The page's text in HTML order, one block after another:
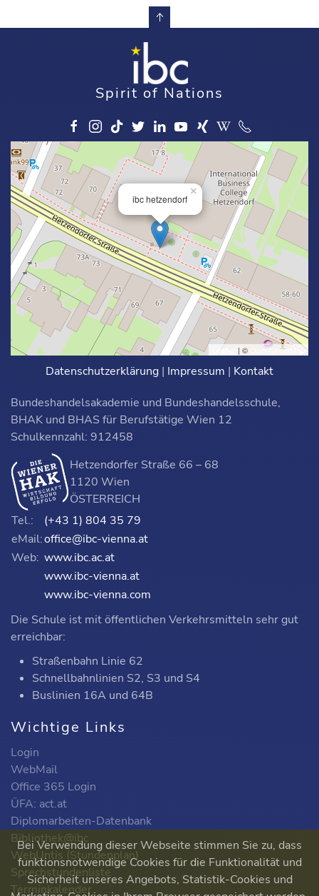
Spirit of Nations
ibc hetzendorf
×
Leaflet | © OpenStreetMap
Datenschutzerklärung | Impressum | Kontakt
Bundeshandelsakademie und Bundeshandelsschule,
BHAK und BHAS für Berufstätige Wien 12
Schulkennzahl: 912458
Hetzendorfer Straße 66 – 68
1120 Wien
ÖSTERREICH
Tel.:
(+43 1) 804 35 79
eMail:office@ibc-vienna.at
Web: www.ibc.ac.at
www.ibc-vienna.at
www.ibc-vienna.com
Die Schule ist mit öffentlichen Verkehrsmitteln sehr gut
erreichbar:
Straßenbahn Linie 62
Schnellbahnlinien S2, S3 und S4
Buslinien 16A und 64B
Wichtige Links
Login
WebMail
Office 365 Login
ÜFA: act.at
Diplomarbeiten-Datenbank
Bibliothek@ibc
WebUntis (Stundenplan)
Sprechstundenliste
Terminkalender
Bei Verwendung dieser Webseite stimmen Sie zu, dass
funktionsnotwendige Cookies für die Funktionalität und
Sicherheit unseres Angebots, Statistik-Cookies und